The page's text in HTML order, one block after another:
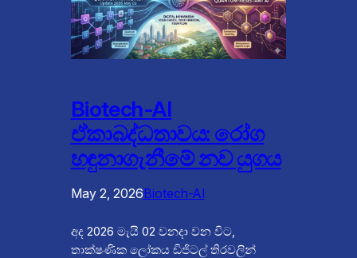
Biotech-AI
ඒකාබද්ධතාවය: රෝග
හඳුනාගැනීමේ නව යුගය
May 2, 2026Biotech-AI
අද 2026 මැයි 02 වනදා වන විට,
තාක්ෂණික ලෝකය ඩිජිටල් තිරවලින්